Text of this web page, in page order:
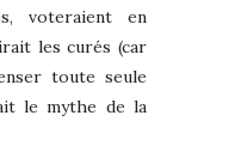
voteraient en
les curés (car
toute seule
le mythe de la